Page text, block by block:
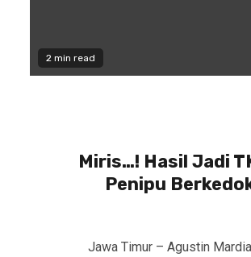
2 min read
Miris…! Hasil Jadi
Penipu
Jawa Timur – Agustin